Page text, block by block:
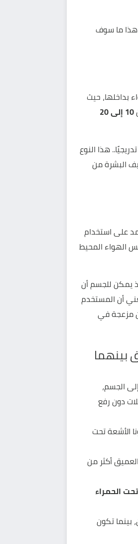
هذا ما سوف
بداخلها، حيث
10 إلى 20
هذا النوع
البشرة من
على استخدام
الهواء المحيط
يمكن للجسم أن
درجة مئوية فقط، مما يعني أن المستخدم
مزعجة في
بينهما
الجسم،
دون رفع
مئوية، أما في ساونا الأشعة تحت
أكثر من
الحمراء
لمدة 30 إلى 45 دقيقة بأمان، بينما تكون